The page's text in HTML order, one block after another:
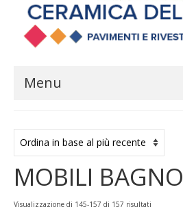
Menu
AZIENDA
RIVESTIMENTI
MOBILI BAGNO
Visualizzazione di 145-157 di 157 risultati